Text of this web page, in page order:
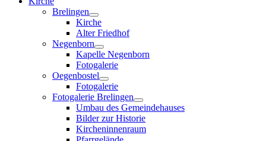
Brelingen
Kirche
Alter Friedhof
Negenborn
Kapelle Negenborn
Fotogalerie
Oegenbostel
Fotogalerie
Fotogalerie Brelingen
Umbau des Gemeindehauses
Bilder zur Historie
Kircheninnenraum